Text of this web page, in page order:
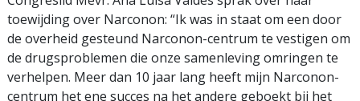
toewijding over Narconon: “Ik was in staat om een door
de overheid gesteund Narconon-centrum te vestigen om
de drugsproblemen die onze samenleving omringen te
verhelpen. Meer dan 10 jaar lang heeft mijn Narconon-
centrum het ene succes na het andere geboekt bij het